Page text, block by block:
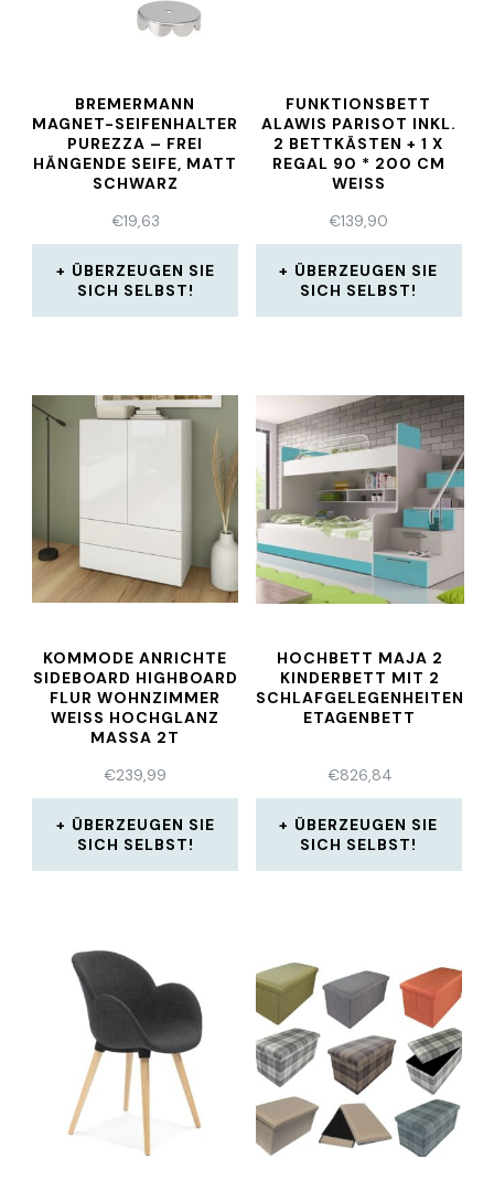
BREMERMANN
MAGNET-SEIFENHALTER
PUREZZA – FREI
HÄNGENDE SEIFE, MATT
SCHWARZ
€19,63
ÜBERZEUGEN SIE
SICH SELBST!
FUNKTIONSBETT
ALAWIS PARISOT INKL.
2 BETTKÄSTEN + 1 X
REGAL 90 * 200 CM
WEISS
€139,90
ÜBERZEUGEN SIE
SICH SELBST!
KOMMODE ANRICHTE
SIDEBOARD HIGHBOARD
FLUR WOHNZIMMER
WEISS HOCHGLANZ M
ASSA 2T
€239,99
ÜBERZEUGEN SIE
SICH SELBST!
HOCHBETT MAJA 2
KINDERBETT MIT 2
SCHLAFGELEGENHEITEN
ETAGENBETT
€826,84
ÜBERZEUGEN SIE
SICH SELBST!